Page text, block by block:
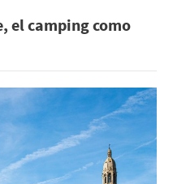
el camping como